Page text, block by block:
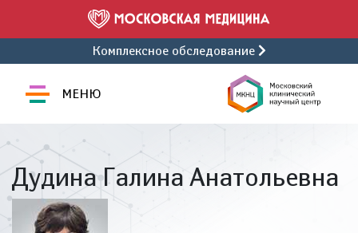
Комплексное обследование
МЕНЮ
Дудина Галина Анатольевна